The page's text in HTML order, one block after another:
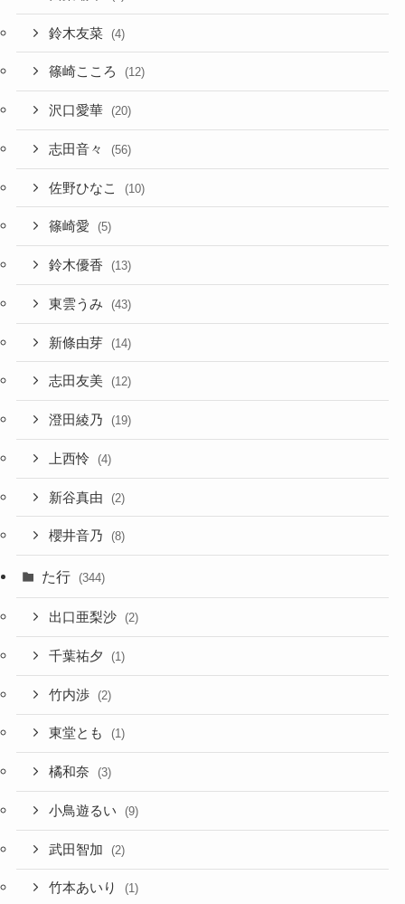
鈴木友菜 (4)
篠崎こころ (12)
沢口愛華 (20)
志田音々 (56)
佐野ひなこ (10)
篠崎愛 (5)
鈴木優香 (13)
東雲うみ (43)
新條由芽 (14)
志田友美 (12)
澄田綾乃 (19)
上西怜 (4)
新谷真由 (2)
櫻井音乃 (8)
た行 (344)
出口亜梨沙 (2)
千葉祐夕 (1)
竹内渉 (2)
東堂とも (1)
橘和奈 (3)
小鳥遊るい (9)
武田智加 (2)
竹本あいり (1)